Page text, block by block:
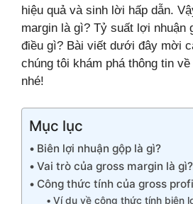
hiệu quả và sinh lời hấp dẫn.
margin là gì? Tỷ suất lợi nhuận
điều gì? Bài viết dưới đây mời
chúng tôi khám phá thông tin về
nhé!
Mục lục
Biên lợi nhuận gộp là gì?
Vai trò của gross margin là gì?
Công thức tính của gross
Ví dụ về công thức tính biên